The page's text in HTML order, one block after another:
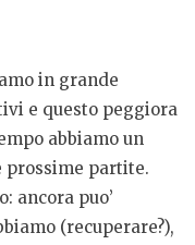
in grande
e questo peggiora
abbiamo un
prossime partite.
ancora puo’
(recuperare?),